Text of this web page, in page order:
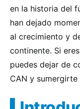
en la historia del
han dejado
al crecimiento y
continente. Si
puedes dejar de
CAN y